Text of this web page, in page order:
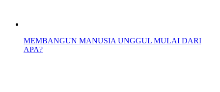
MEMBANGUN MANUSIA UNGGUL MULAI DARI
APA?